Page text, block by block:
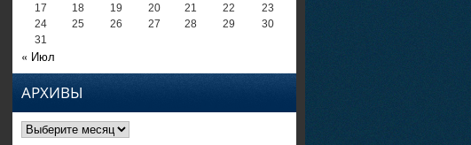
17
18 19 20 21 22
23
24
25 26 27 28 29
30
31
« Июл
АРХИВЫ
Архивы